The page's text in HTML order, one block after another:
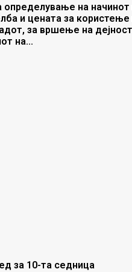
определување на начинот
и цената за користење
за вршење на
на...
за 10-та седница